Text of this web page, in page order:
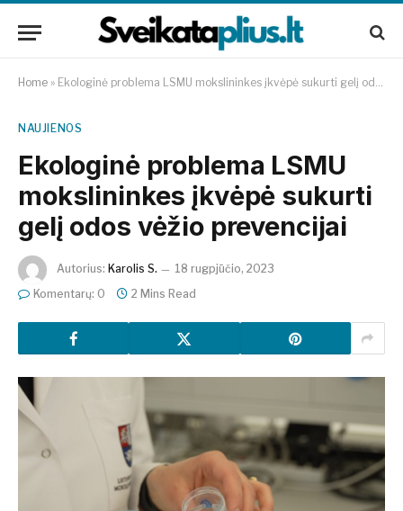
Home » Ekologinė problema LSMU mokslininkes įkvėpė sukurti gelį odos vėžio prevencijai
NAUJIENOS
Ekologinė problema LSMU
mokslininkes įkvėpė sukurti
gelį odos vėžio prevencijai
Autorius: Karolis S.
18 rugpjūčio, 2023
Komentarų: 0
2 Mins Read